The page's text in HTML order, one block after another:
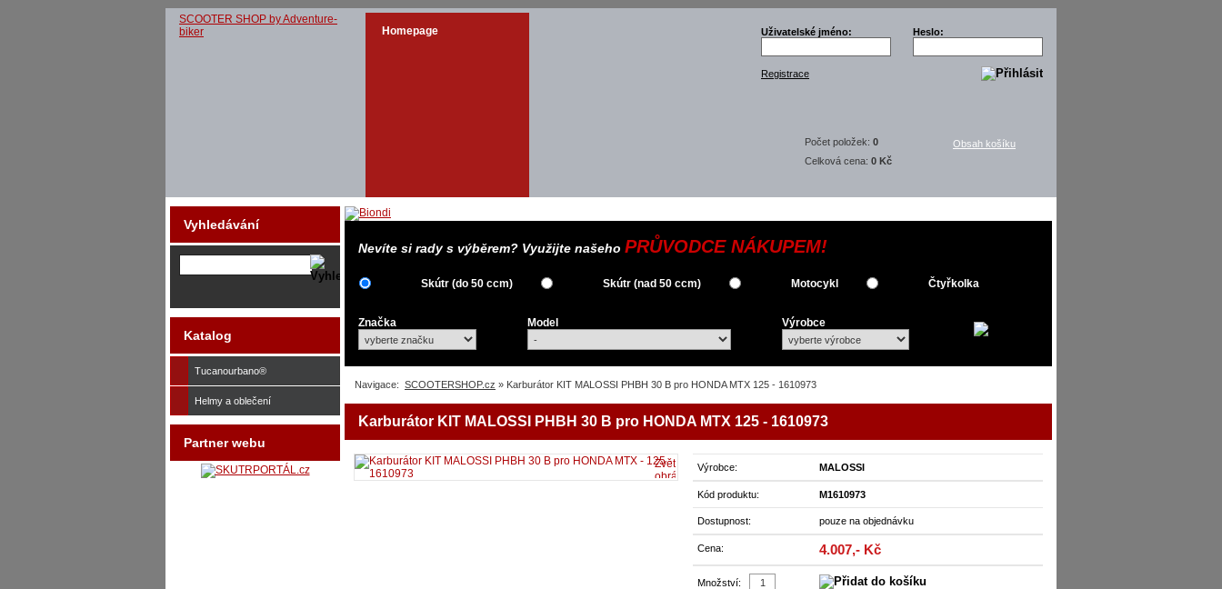
SCOOTER SHOP by Adventure-
biker
Homepage Uživatelské jméno: Heslo:
Registrace
Počet položek: 0
Celková cena: 0 Kč
Obsah košíku
Nevíte si rady s výběrem? Využijte našeho PRŮVODCE NÁKUPEM!
Skútr (do 50 ccm) Skútr (nad 50 ccm) Motocykl Čtyřkolka
Značka Model Výrobce
Navigace: SCOOTERSHOP.cz » Karburátor KIT MALOSSI PHBH 30 B pro HONDA MTX 125 - 1610973
Karburátor KIT MALOSSI PHBH 30 B pro HONDA MTX 125 - 1610973
Výrobce: MALOSSI
Kód produktu: M1610973
Dostupnost: pouze na objednávku
Cena: 4.007,- Kč
Množství:
Zvětšit
obrázek
Vyhledávání
Katalog
Tucanourbano®
Helmy a oblečení
Partner webu